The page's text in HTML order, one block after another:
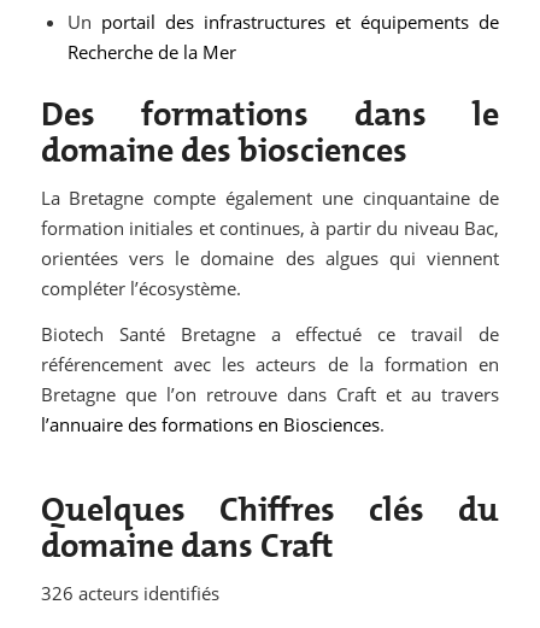
Un portail des infrastructures et équipements de
Recherche de la Mer
Des formations dans le
domaine des biosciences
La Bretagne compte également une cinquantaine de
formation initiales et continues, à partir du niveau Bac,
orientées vers le domaine des algues qui viennent
compléter l’écosystème.
Biotech Santé Bretagne a effectué ce travail de
référencement avec les acteurs de la formation en
Bretagne que l’on retrouve dans Craft et au travers
l’annuaire des formations en Biosciences.
Quelques Chiffres clés du
domaine dans Craft
326 acteurs identifiés